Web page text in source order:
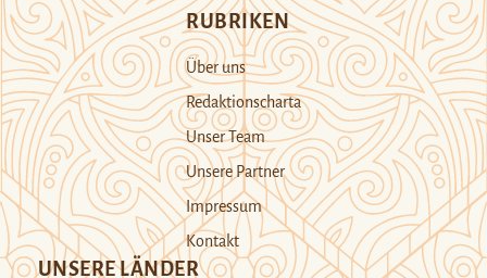
RUBRIKEN
Über uns
Redaktionscharta
Unser Team
Unsere Partner
Impressum
Kontakt
UNSERE LÄNDER